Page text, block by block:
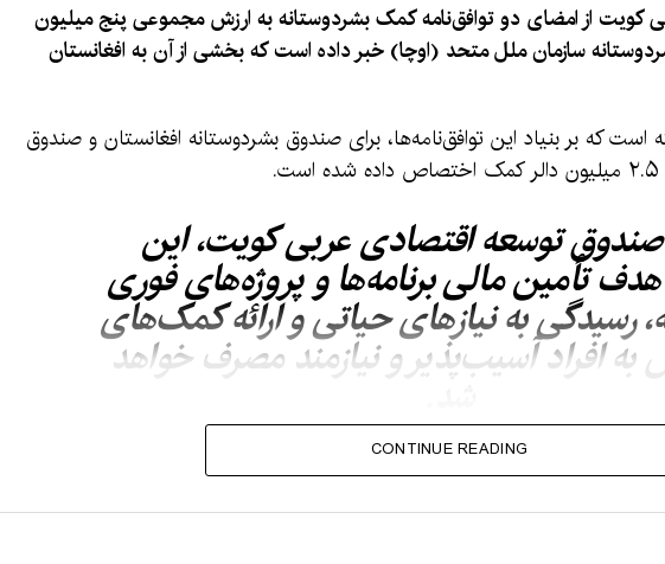
از امضای دو توافق‌نامه کمک بشردوستانه به ارزش مجموعی پنج میلیون
سازمان ملل متحد (اوچا) خبر داده است که بخشی از آن به افغانستان
است که بر بنیاد این توافق‌نامه‌ها، برای صندوق بشردوستانه افغانستان و صندوق
صندوق توسعه اقتصادی عربی کویت، این
تأمین مالی برنامه‌ها و پروژه‌های فوری
رسیدگی به نیازهای حیاتی و ارائه کمک‌های
افراد آسیب‌پذیر و نیازمند مصرف خواهد
کمک مالی، صندوق بشردوستانه افغانستان تحت مدیریت دفتر هماهنگی امور
CONTINUE READING